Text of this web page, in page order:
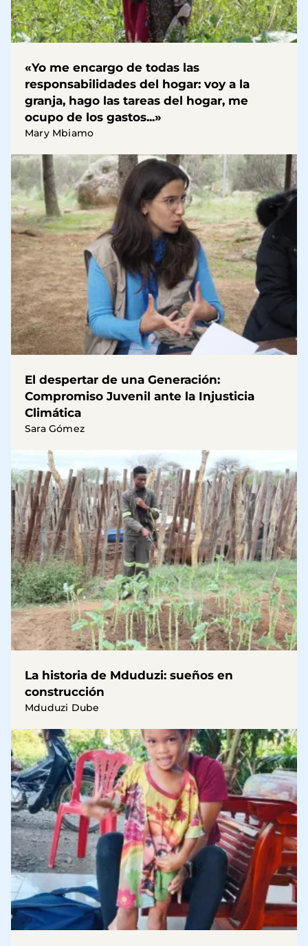
«Yo me encargo de todas las
responsabilidades del hogar: voy a la
granja, hago las tareas del hogar, me
ocupo de los gastos...»
Mary Mbiamo
El despertar de una Generación:
Compromiso Juvenil ante la Injusticia
Climática
Sara Gómez
La historia de Mduduzi: sueños en
construcción
Mduduzi Dube